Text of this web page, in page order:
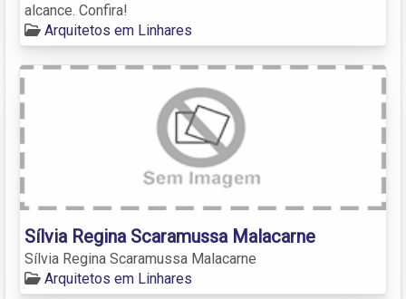
alcance. Confira!
Arquitetos em Linhares
Sílvia Regina Scaramussa Malacarne
Sílvia Regina Scaramussa Malacarne
Arquitetos em Linhares